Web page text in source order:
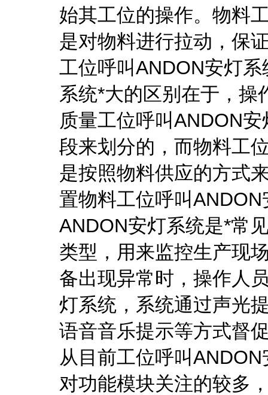
始其工位的操作。物料
是对物料进行拉动，保
工位呼叫ANDON安灯
系统*大的区别在于，操
质量工位呼叫ANDON
段来划分的，而物料工
是按照物料供应的方式
置物料工位呼叫
ANDON安灯系统是*常
类型，用来监控生产现
备出现异常时，操作人
灯系统，系统通过声光
语音音乐提示等方式督
从目前工位呼叫
对功能模块关注的较多